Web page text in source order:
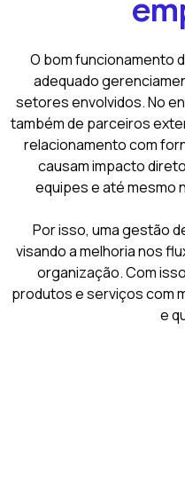
O bom funcionamento
adequado
setores envolvidos. No
também de parceiros
relacionamento com
causam impacto
equipes e até mesmo
Por isso, uma gestão
visando a melhoria nos
organização. Com
produtos e serviços com
e